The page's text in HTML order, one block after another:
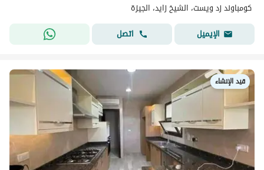
كومباوند زد ويست، الشيخ زايد، الجيزة
الإيميل
اتصل
قيد الإنشاء